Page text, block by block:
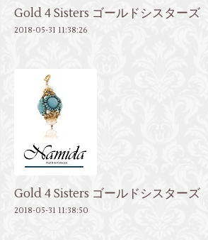
Gold 4 Sisters ゴールドシスターズ
2018-05-31 11:38:26
Gold 4 Sisters ゴールドシスターズ
2018-05-31 11:38:50